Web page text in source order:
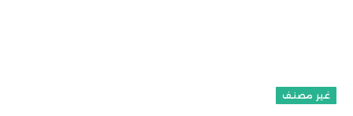
غير مصنف